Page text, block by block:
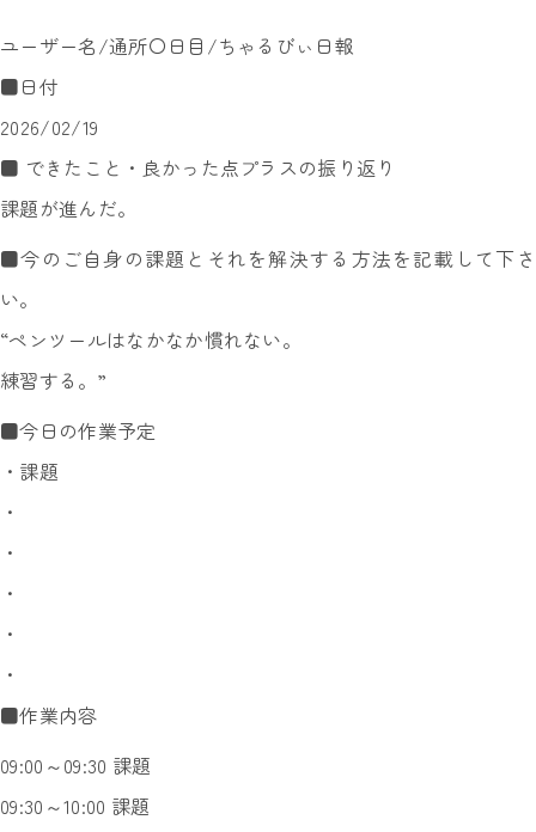
ユーザー名/通所〇日目/ちゃるびぃ日報
■日付
2026/02/19
■ できたこと・良かった点プラスの振り返り
課題が進んだ。
■今のご自身の課題とそれを解決する方法を記載して下さ
い。
“ペンツールはなかなか慣れない。
練習する。”
■今日の作業予定
・課題
・
・
・
・
・
■作業内容
09:00～09:30 課題
09:30～10:00 課題